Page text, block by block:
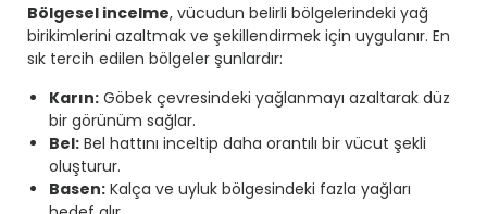
Bölgesel incelme, vücudun belirli bölgelerindeki yağ
birikimlerini azaltmak ve şekillendirmek için uygulanır. En
sık tercih edilen bölgeler şunlardır:
Karın: Göbek çevresindeki yağlanmayı azaltarak düz
bir görünüm sağlar.
Bel: Bel hattını inceltip daha orantılı bir vücut şekli
oluşturur.
Basen: Kalça ve uyluk bölgesindeki fazla yağları